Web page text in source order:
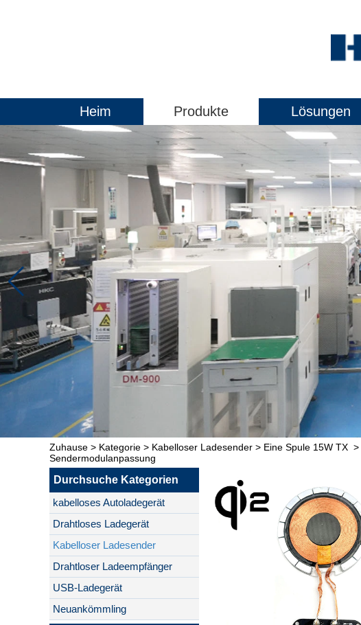
Heim Produkte Lösungen
Zuhause > Kategorie > Kabelloser Ladesender > Eine Spule 15W TX >
Sendermodulanpassung
Durchsuche Kategorien
kabelloses Autoladegerät
Drahtloses Ladegerät
Kabelloser Ladesender
Drahtloser Ladeempfänger
USB-Ladegerät
Neuankömmling